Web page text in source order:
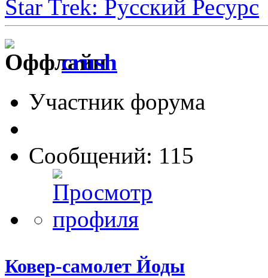
Star Trek: Русский Ресурс
crush
Участник форума
Сообщений: 115
Ковер-самолет Йоды